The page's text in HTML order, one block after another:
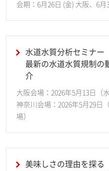
会期：6月26日 (金) 大阪、6月
水道水質分析セミナー
最新の水道水質規制の
介
大阪会場：2026年5月13日（
神奈川会場：2026年5月29日
場）
美味しさの理由を探る